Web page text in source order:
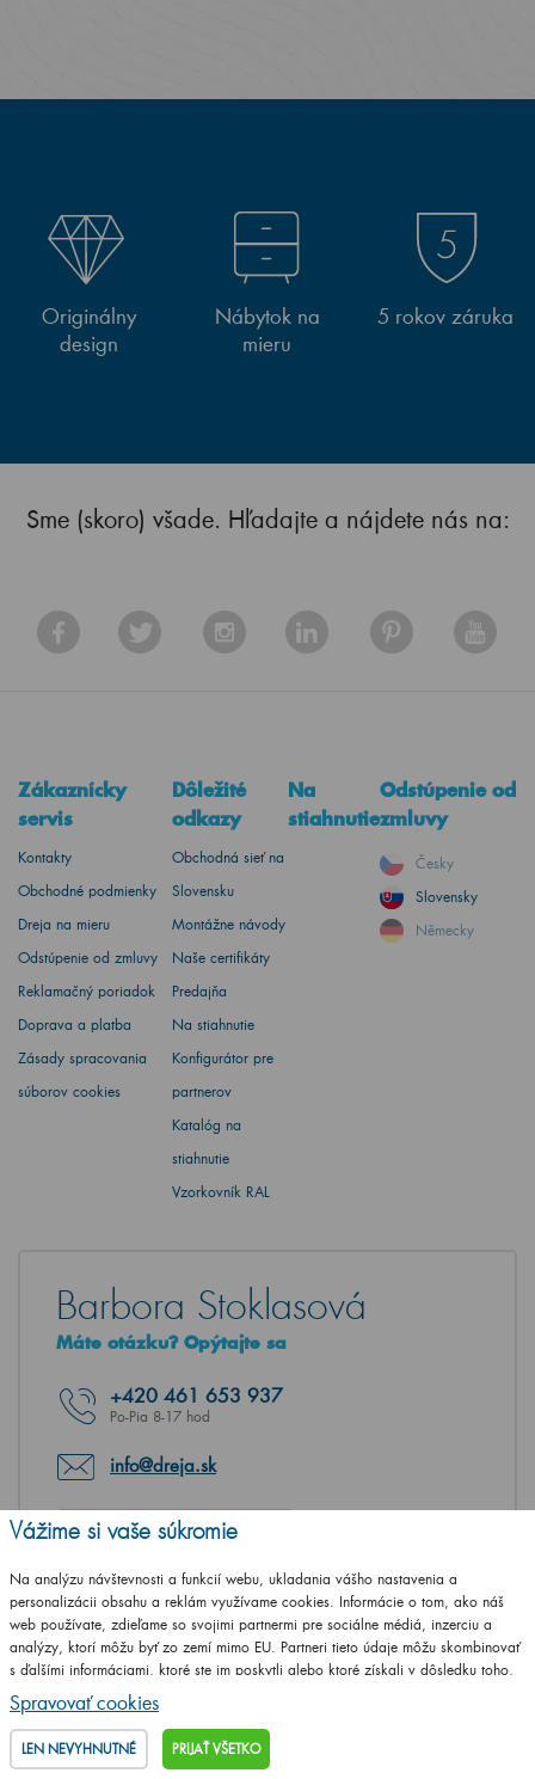
Originálny
design
Nábytok na
mieru
5 rokov záruka
Sme (skoro) všade. Hľadajte a nájdete nás na:
Zákaznícky
servis
Kontakty
Obchodné podmienky
Dreja na mieru
Odstúpenie od zmluvy
Reklamačný poriadok
Doprava a platba
Zásady spracovania
súborov cookies
Dôležité
odkazy
Obchodná sieť na
Slovensku
Montážne návody
Naše certifikáty
Predajňa
Na stiahnutie
Konfigurátor pre
partnerov
Katalóg na
stiahnutie
Vzorkovník RAL
Na
stiahnutie
Odstúpenie od
zmluvy
Česky
Slovensky
Německy
Barbora Stoklasová
Máte otázku? Opýtajte sa
+420 461 653 937
Po-Pia 8-17 hod
info@dreja.sk
NAPÍŠTE VAŠU OTÁZKU
Vážime si vaše súkromie
Na analýzu návštevnosti a funkcií webu, ukladania vášho nastavenia a
personalizácii obsahu a reklám využívame cookies. Informácie o tom, ako náš
web používate, zdieľame so svojimi partnermi pre sociálne médiá, inzerciu a
analýzy, ktorí môžu byť zo zemí mimo EU. Partneri tieto údaje môžu skombinovať
s ďalšími informáciami, ktoré ste im poskytli alebo ktoré získali v dôsledku toho,
že používate ich služby.
Spravovať cookies
LEN NEVYHNUTNÉ PRIJAŤ VŠETKO